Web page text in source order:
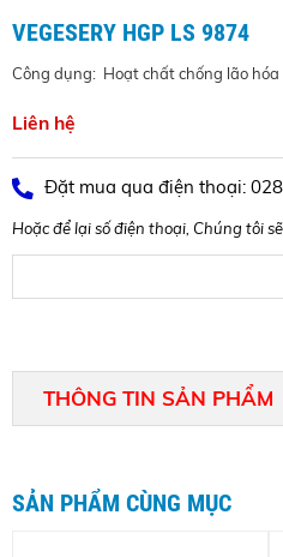
VEGESERY HGP LS 9874
Công dụng: Hoạt chất chống lão hóa
Liên hệ
Đặt mua qua điện thoại:
Hoặc để lại số điện thoại, Chúng tôi
THÔNG TIN SẢN PHẨM
SẢN PHẨM CÙNG MỤC